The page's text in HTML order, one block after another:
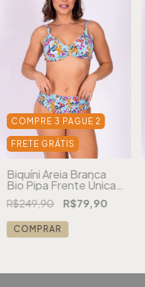
COMPRE 3 PAGUE 2
FRETE GRÁTIS
Biquíni Areia Branca
Bio Pipa Frente Única
Estampado Floral Azul
R$249,90 R$79,90
COMPRAR